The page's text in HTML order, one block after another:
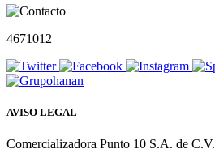
4671012
AVISO LEGAL
Comercializadora Punto 10 S.A. de C.V.